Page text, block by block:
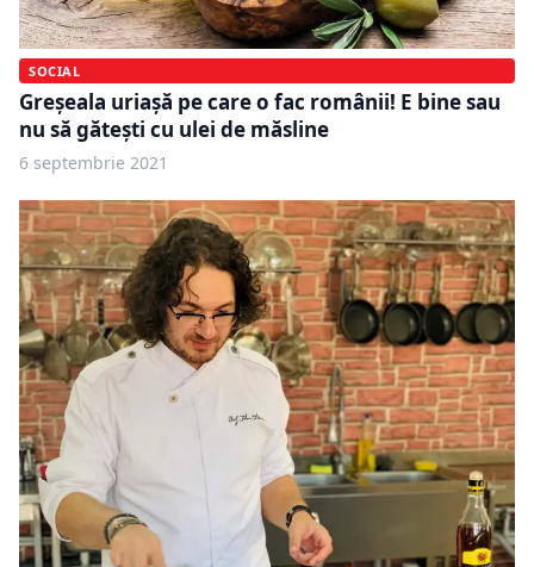
SOCIAL
Greșeala uriașă pe care o fac românii! E bine sau
nu să gătești cu ulei de măsline
6 septembrie 2021